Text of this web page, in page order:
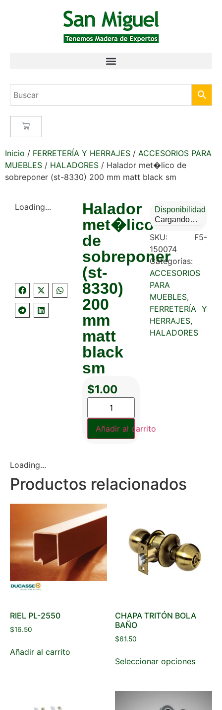
Inicio / FERRETERÍA Y HERRAJES / ACCESORIOS PARA
MUEBLES / HALADORES / Halador met�lico de
sobreponer (st-8330) 200 mm matt black sm
Loading...
Halador
met�lico
de
sobreponer
(st-
8330)
200
mm
matt
black
sm
$1.00
Añadir al carrito
Disponibilidad
Cargando…
SKU: F5-
150074
Categorías:
ACCESORIOS
PARA
MUEBLES,
FERRETERÍA Y
HERRAJES,
HALADORES
Loading...
Productos relacionados
RIEL PL-2550
$16.50
Añadir al carrito
CHAPA TRITÓN BOLA
BAÑO
$61.50
Seleccionar opciones